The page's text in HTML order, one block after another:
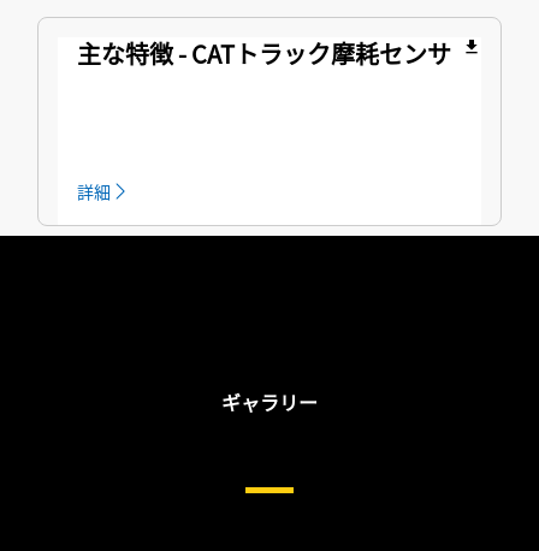
主な特徴 - CATトラック摩耗センサ file_download
詳細
ギャラリー